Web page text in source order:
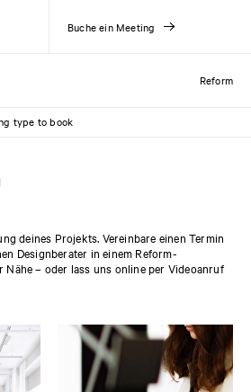
Reform
Buche ein Meeting
type to book
deines Projekts. Vereinbare einen Termin
Designberater in einem Reform-
– oder lass uns online per Videoanruf